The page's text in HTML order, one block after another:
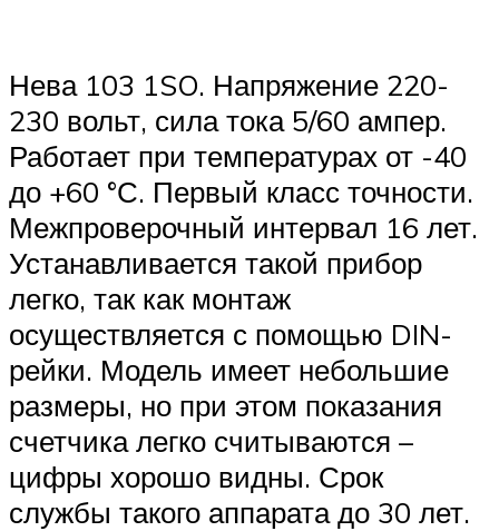
Нева 103 1SO. Напряжение 220-
230 вольт, сила тока 5/60 ампер.
Работает при температурах от -40
до +60 °С. Первый класс точности.
Межпроверочный интервал 16 лет.
Устанавливается такой прибор
легко, так как монтаж
осуществляется с помощью DIN-
рейки. Модель имеет небольшие
размеры, но при этом показания
счетчика легко считываются –
цифры хорошо видны. Срок
службы такого аппарата до 30 лет.